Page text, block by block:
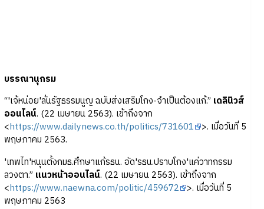
บรรณานุกรม
“'เจ้หน่อย'ลั่นรัฐธรรมนูญ ฉบับส่งเสริมโกง-จำเป็นต้องแก้.” เดลินิวส์
ออนไลน์. (22 เมษายน 2563). เข้าถึงจาก
<https://www.dailynews.co.th/politics/731601 >. เมื่อวันที่ 5
พฤษภาคม 2563.
'เทพไท'หนุนตั้งกมธ.ศึกษาแก้รธน. อัด'รธน.ปราบโกง'แค่วาทกรรม
ลวงตา.” แนวหน้าออนไลน์. (22 เมษายน 2563). เข้าถึงจาก
<https://www.naewna.com/politic/459672 >. เมื่อวันที่ 5
พฤษภาคม 2563